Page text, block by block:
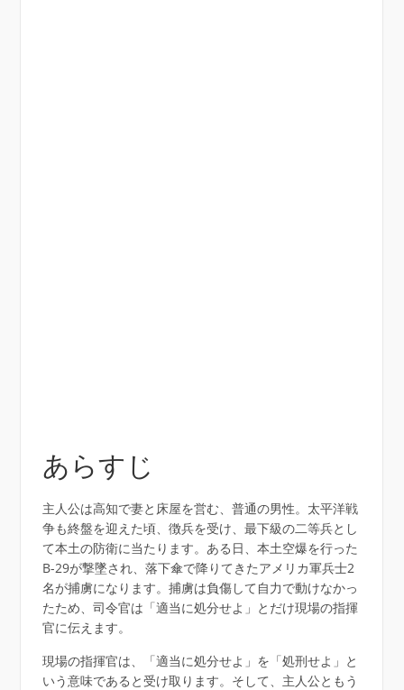
あらすじ
主人公は高知で妻と床屋を営む、普通の男性。太平洋戦
争も終盤を迎えた頃、徴兵を受け、最下級の二等兵とし
て本土の防衛に当たります。ある日、本土空爆を行った
B-29が撃墜され、落下傘で降りてきたアメリカ軍兵士2
名が捕虜になります。捕虜は負傷して自力で動けなかっ
たため、司令官は「適当に処分せよ」とだけ現場の指揮
官に伝えます。
現場の指揮官は、「適当に処分せよ」を「処刑せよ」と
いう意味であると受け取ります。そして、主人公ともう